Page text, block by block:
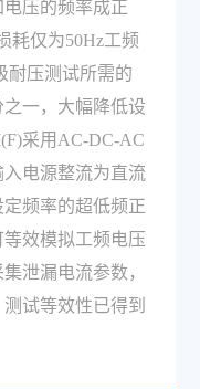
压的频率成正
耗仅为50Hz工频
耐压测试所需的
一，大幅降低设
采用AC-DC-AC
电源整流为直流
频率的超低频正
效模拟工频电压
泄漏电流参数，
试等效性已得到